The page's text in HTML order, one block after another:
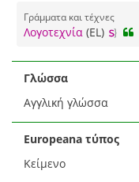
Γράμματα και τέχνες
Λογοτεχνία (EL)
Γλώσσα
Αγγλική γλώσσα
Europeana τύπος
Κείμενο